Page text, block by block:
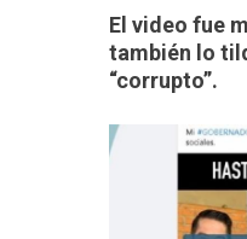
El video fue
también lo
“corrupto”.